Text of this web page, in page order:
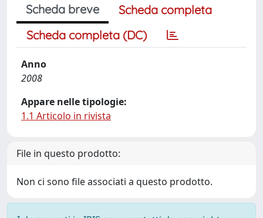
Scheda breve
Scheda completa
Scheda completa (DC)
Anno
2008
Appare nelle tipologie:
1.1 Articolo in rivista
File in questo prodotto:
Non ci sono file associati a questo prodotto.